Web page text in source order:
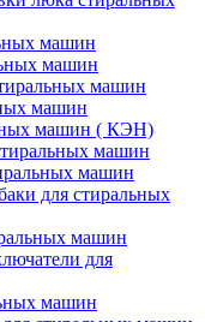
машин
машин
машин
машин
машин ( КЭН)
машин
машин
для стиральных
машин
для
машин